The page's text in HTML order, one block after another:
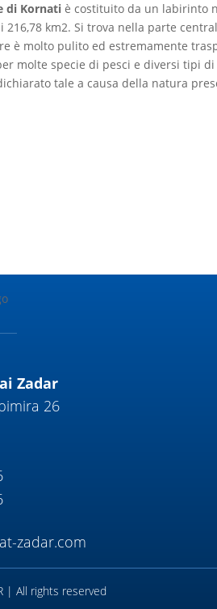
di Kornati è costituito da un labirinto
km2. Si trova nella parte
è molto pulito ed estremamente
molte specie di pesci e diversi tipi
tale a causa della natura
Zadar
26
zadar.com
| All rights reserved